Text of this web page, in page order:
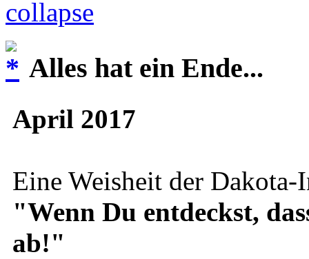
Alles hat ein Ende...
April 2017
Eine Weisheit der Dakota-
"Wenn Du entdeckst,
ab!"